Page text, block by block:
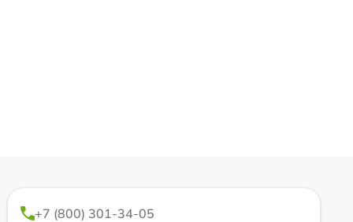
+7 (800) 301-34-05